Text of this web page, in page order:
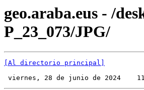
geo.araba.eus - /
P_23_073/JPG/
[Al directorio principal]
viernes, 28 de junio de 2024